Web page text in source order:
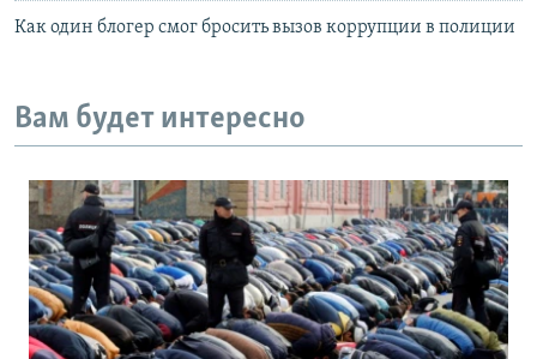
Как один блогер смог бросить вызов коррупции в полиции
Вам будет интересно